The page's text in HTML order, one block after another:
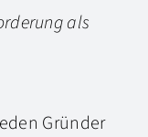
als
Gründer